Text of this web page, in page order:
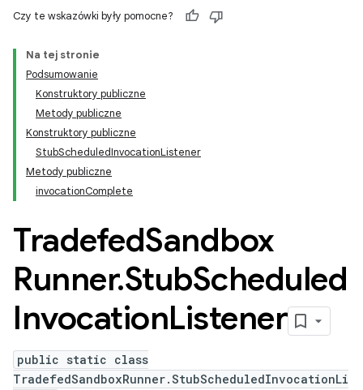
Czy te wskazówki były pomocne?
Na tej stronie
Podsumowanie
Konstruktory publiczne
Metody publiczne
Konstruktory publiczne
StubScheduledInvocationListener
Metody publiczne
invocationComplete
TradefedSandbox
Runner.StubScheduled
InvocationListener
public static class
TradefedSandboxRunner.StubScheduledInvocationLi